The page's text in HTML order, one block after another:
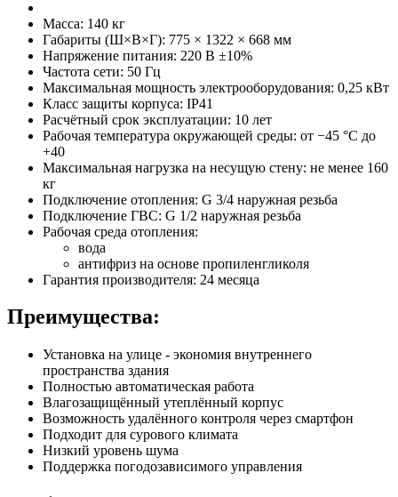
Масса: 140 кг
Габариты (Ш×В×Г): 775 × 1322 × 668 мм
Напряжение питания: 220 В ±10%
Частота сети: 50 Гц
Максимальная мощность электрооборудования: 0,25 кВт
Класс защиты корпуса: IP41
Расчётный срок эксплуатации: 10 лет
Рабочая температура окружающей среды: от −45 °С до
+40
Максимальная нагрузка на несущую стену: не менее 160
кг
Подключение отопления: G 3/4 наружная резьба
Подключение ГВС: G 1/2 наружная резьба
Рабочая среда отопления:
вода
антифриз на основе пропиленгликоля
Гарантия производителя: 24 месяца
Преимущества:
Установка на улице - экономия внутреннего
пространства здания
Полностью автоматическая работа
Влагозащищённый утеплённый корпус
Возможность удалённого контроля через смартфон
Подходит для сурового климата
Низкий уровень шума
Поддержка погодозависимого управления